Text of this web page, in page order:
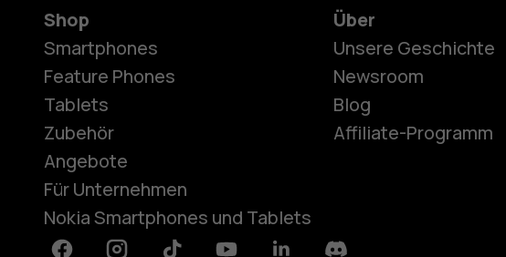
Shop
Smartphones
Feature Phones
Tablets
Zubehör
Angebote
Für Unternehmen
Nokia Smartphones und Tablets
Über
Unsere Geschichte
Newsroom
Blog
Affiliate-Programm